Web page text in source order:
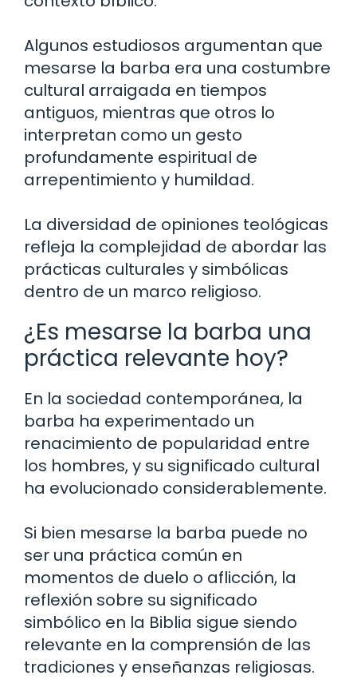
Algunos estudiosos argumentan que
mesarse la barba era una costumbre
cultural arraigada en tiempos
antiguos, mientras que otros lo
interpretan como un gesto
profundamente espiritual de
arrepentimiento y humildad.
La diversidad de opiniones teológicas
refleja la complejidad de abordar las
prácticas culturales y simbólicas
dentro de un marco religioso.
¿Es mesarse la barba una
práctica relevante hoy?
En la sociedad contemporánea, la
barba ha experimentado un
renacimiento de popularidad entre
los hombres, y su significado cultural
ha evolucionado considerablemente.
Si bien mesarse la barba puede no
ser una práctica común en
momentos de duelo o aflicción, la
reflexión sobre su significado
simbólico en la Biblia sigue siendo
relevante en la comprensión de las
tradiciones y enseñanzas religiosas.